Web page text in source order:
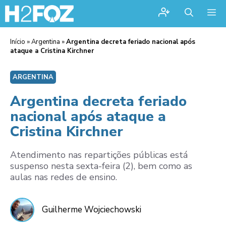
Início »Argentina »Argentina decreta feriado nacional após
ataque a Cristina Kirchner
ARGENTINA
Argentina decreta feriado
nacional após ataque a
Cristina Kirchner
Atendimento nas repartições públicas está
suspenso nesta sexta-feira (2), bem como as
aulas nas redes de ensino.
Guilherme Wojciechowski